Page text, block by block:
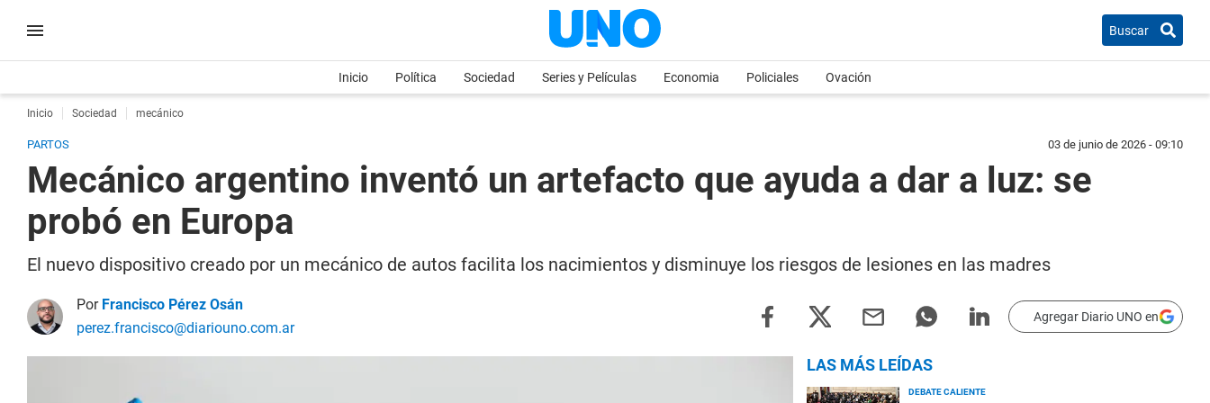
Buscar
Inicio Política Sociedad Series y Películas Economia Policiales Ovación
Inicio Sociedad mecánico
PARTOS 03 de junio de 2026 - 09:10
Mecánico argentino inventó un artefacto que ayuda a dar a luz: se
probó en Europa
El nuevo dispositivo creado por un mecánico de autos facilita los nacimientos y disminuye los riesgos de lesiones en las madres
Por Francisco Pérez Osán
perez.francisco@diariouno.com.ar
Agregar Diario UNO en
LAS MÁS LEÍDAS
DEBATE CALIENTE